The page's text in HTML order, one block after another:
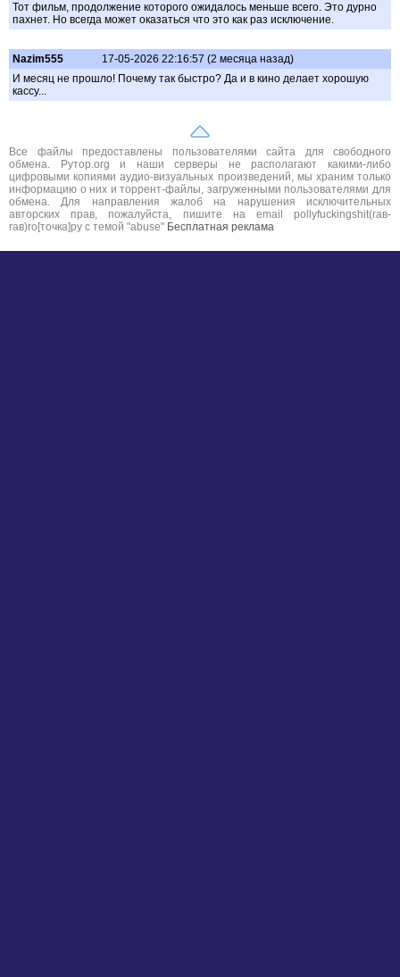
Тот фильм, продолжение которого ожидалось меньше всего. Это дурно
пахнет. Но всегда может оказаться что это как раз исключение.
Nazim555
17-05-2026 22:16:57 (2 месяца назад)
И месяц не прошло! Почему так быстро? Да и в кино делает хорошую
кассу...
Все файлы предоставлены пользователями сайта для свободного
обмена. Рутор.org и наши серверы не располагают какими-либо
цифровыми копиями аудио-визуальных произведений, мы храним только
информацию о них и торрент-файлы, загруженными пользователями для
обмена. Для направления жалоб на нарушения исключительных
авторских прав, пожалуйста, пишите на email pollyfuckingshit(гав-
гав)ro[точка]ру с темой "abuse" Бесплатная реклама